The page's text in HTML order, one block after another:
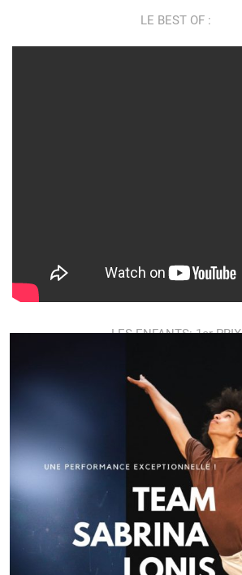
LE BEST OF :
LES ENFANTS: 1er PRIX